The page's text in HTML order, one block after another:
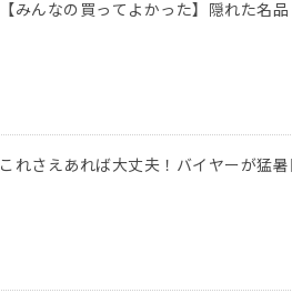
【みんなの買ってよかった】隠れた名
これさえあれば大丈夫！バイヤーが猛